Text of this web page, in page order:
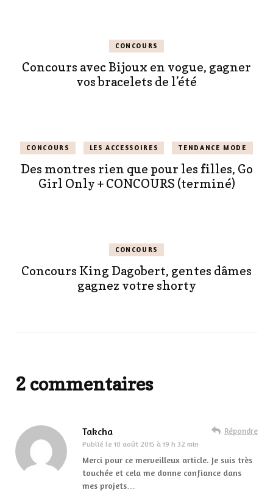
CONCOURS
Concours avec Bijoux en vogue, gagner
vos bracelets de l’été
CONCOURS LES ACCESSOIRES TENDANCE MODE
Des montres rien que pour les filles, Go
Girl Only + CONCOURS (terminé)
CONCOURS
Concours King Dagobert, gentes dâmes
gagnez votre shorty
2 commentaires
Takcha
Publié le 10 août 2015 à 19 h 32 min
Répondre
Merci pour ce merveilleux article. Je suis très
touchée et cela me donne confiance dans
mes projets…